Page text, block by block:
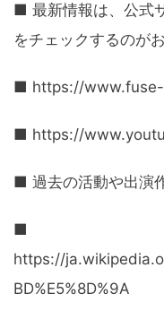
■ 最新情報は、公式
をチェックするのが
■ https://
■ https://
■ 過去の活動や出演
■
https://
BD%E5%8D%9A